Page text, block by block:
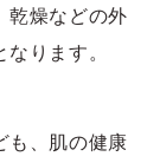
乾燥などの外
ります。
も、肌の健康